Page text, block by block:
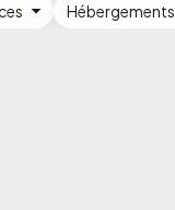
Hébergements